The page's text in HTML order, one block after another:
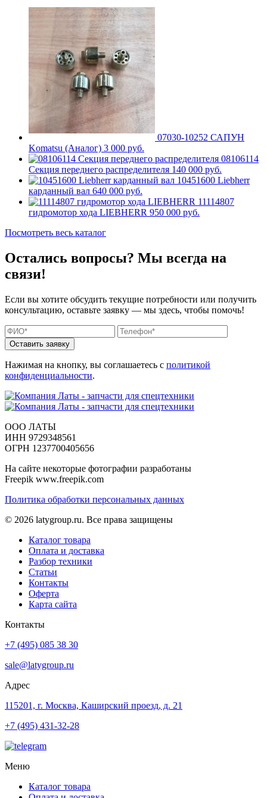
07030-10252 САПУН
Komatsu (Аналог) 3 000 руб.
08106114
Секция переднего распределителя 140 000 руб.
10451600 Liebherr
карданный вал 640 000 руб.
11114807
гидромотор хода LIEBHERR 950 000 руб.
Посмотреть весь каталог
Остались вопросы? Мы всегда на
связи!
Если вы хотите обсудить текущие потребности или получить
консультацию, оставьте заявку — мы здесь, чтобы помочь!
Нажимая на кнопку, вы соглашаетесь с политикой
конфиденциальности.
ООО ЛАТЫ
ИНН 9729348561
ОГРН 1237700405656
На сайте некоторые фотографии разработаны
Freepik www.freepik.com
Политика обработки персональных данных
© 2026 latygroup.ru. Все права защищены
Каталог товара
Оплата и доставка
Разбор техники
Статьи
Контакты
Оферта
Карта сайта
Контакты
+7 (495) 085 38 30
sale@latygroup.ru
Адрес
115201, г. Москва, Каширский проезд, д. 21
+7 (495) 431-32-28
Меню
Каталог товара